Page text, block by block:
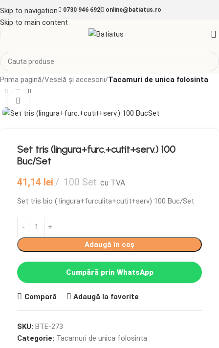
Skip to navigation
Skip to main content
0730 946 692 online@batiatus.ro
Prima pagină Veselă și accesorii Tacamuri de unica folosinta
Set tris (lingura+furc.+cutit+serv.) 100
Buc/Set
41,14 lei 100 Set cu TVA
Set tris bio ( lingura+furculita+cutit+serv) 100 Buc/Set
Adaugă în coș
Cumpără prin WhatsApp
Compară Adaugă la favorite
SKU: BTE-273
Categorie: Tacamuri de unica folosinta